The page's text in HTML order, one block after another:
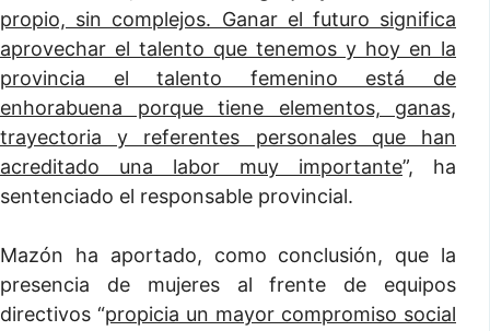
propio, sin complejos. Ganar el futuro significa
aprovechar el talento que tenemos y hoy en la
provincia el talento femenino está de
enhorabuena porque tiene elementos, ganas,
trayectoria y referentes personales que han
acreditado una labor muy importante”, ha
sentenciado el responsable provincial.
Mazón ha aportado, como conclusión, que la
presencia de mujeres al frente de equipos
directivos “propicia un mayor compromiso social